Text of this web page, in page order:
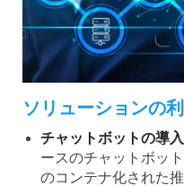
ソリューションの
チャットボットの導
ースのチャットボッ
のコンテナ化された